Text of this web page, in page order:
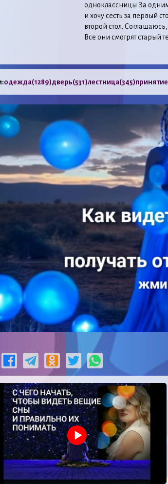
одноклассницы За одним
и хочу сесть за первый
второй стол.
Все они смотрят старый
одежда(1289)дверь(531)лестница(345)